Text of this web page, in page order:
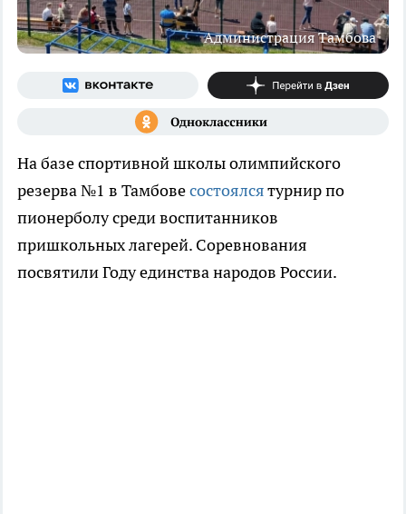
Администрация Тамбова
На базе спортивной школы олимпийского
резерва №1 в Тамбовесостоялсятурнир по
пионерболу среди воспитанников
пришкольных лагерей. Соревнования
посвятили Году единства народов России.